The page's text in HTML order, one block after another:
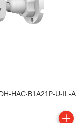
HAC-B1A21P-U-IL-A